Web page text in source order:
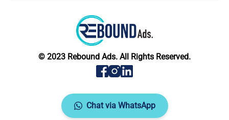
© 2023 Rebound Ads. All Rights Reserved.
Chat via WhatsApp